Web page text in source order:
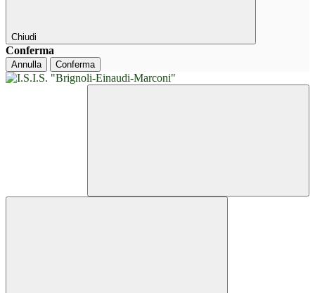
Chiudi
Conferma
Annulla Conferma